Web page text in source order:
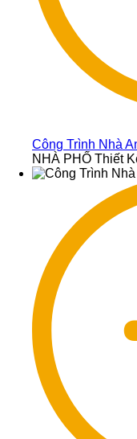
Công Trình Nhà
NHÀ PHỐ Thiết